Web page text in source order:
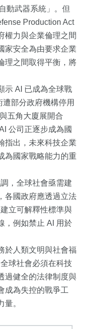
動武器系統」。但
Production Act
權力與企業倫理之間
家安全為由要求企業
理之間取得平衡，將
示 AI 已成為全球戰
部分政府機構停用
五角大廈展開合
公司正逐步成為國
指出，未來科技企業
為國家戰略能力的重
，全球社會亟需建
各國政府應透過立法
立可解釋性標準與
，例如禁止 AI 用於
於人類文明與社會福
球社會必須在科技
過健全的法律制度與
成為失控的戰爭工
。